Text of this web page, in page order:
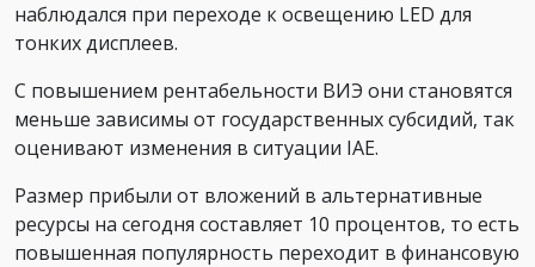
наблюдался при переходе к освещению LED для
тонких дисплеев.
С повышением рентабельности ВИЭ они становятся
меньше зависимы от государственных субсидий, так
оценивают изменения в ситуации IAE.
Размер прибыли от вложений в альтернативные
ресурсы на сегодня составляет 10 процентов, то есть
повышенная популярность переходит в финансовую